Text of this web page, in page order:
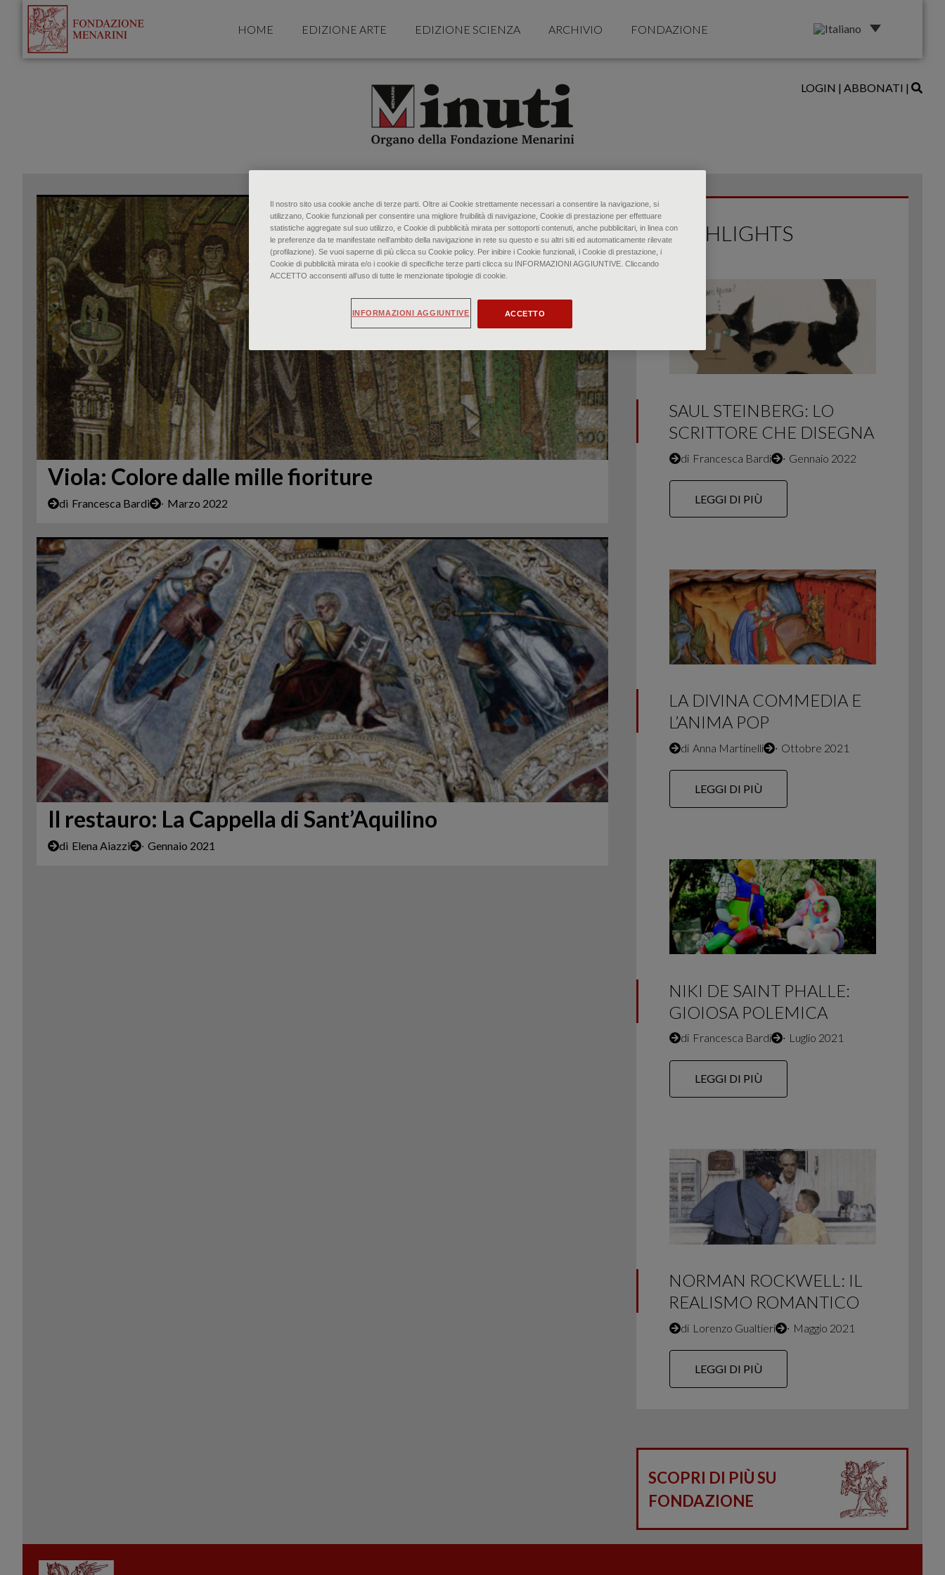
HOME EDIZIONE ARTE EDIZIONE SCIENZA ARCHIVIO FONDAZIONE
LOGIN | ABBONATI |
Viola: Colore dalle mille fioriture
di Francesca Bardi ∙ Marzo 2022
Il restauro: La Cappella di Sant’Aquilino
di Elena Aiazzi ∙ Gennaio 2021
HIGHLIGHTS
SAUL STEINBERG: LO
SCRITTORE CHE DISEGNA
di Francesca Bardi ∙ Gennaio 2022
LEGGI DI PIÙ
LA DIVINA COMMEDIA E
L’ANIMA POP
di Anna Martinelli ∙ Ottobre 2021
LEGGI DI PIÙ
NIKI DE SAINT PHALLE:
GIOIOSA POLEMICA
di Francesca Bardi ∙ Luglio 2021
LEGGI DI PIÙ
NORMAN ROCKWELL: IL
REALISMO ROMANTICO
di Lorenzo Gualtieri ∙ Maggio 2021
LEGGI DI PIÙ
SCOPRI DI PIÙ SU
FONDAZIONE
Il nostro sito usa cookie anche di terze parti. Oltre ai Cookie strettamente necessari a consentire la navigazione, si
utilizzano, Cookie funzionali per consentire una migliore fruibilità di navigazione, Cookie di prestazione per effettuare
statistiche aggregate sul suo utilizzo, e Cookie di pubblicità mirata per sottoporti contenuti, anche pubblicitari, in linea con
le preferenze da te manifestate nell‘ambito della navigazione in rete su questo e su altri siti ed automaticamente rilevate
(profilazione). Se vuoi saperne di più clicca su Cookie policy. Per inibire i Cookie funzionali, i Cookie di prestazione, i
Cookie di pubblicità mirata e/o i cookie di specifiche terze parti clicca su INFORMAZIONI AGGIUNTIVE. Cliccando
ACCETTO acconsenti all’uso di tutte le menzionate tipologie di cookie.
ACCETTO
INFORMAZIONI AGGIUNTIVE